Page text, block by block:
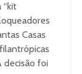
“kit
Casas
decisão foi